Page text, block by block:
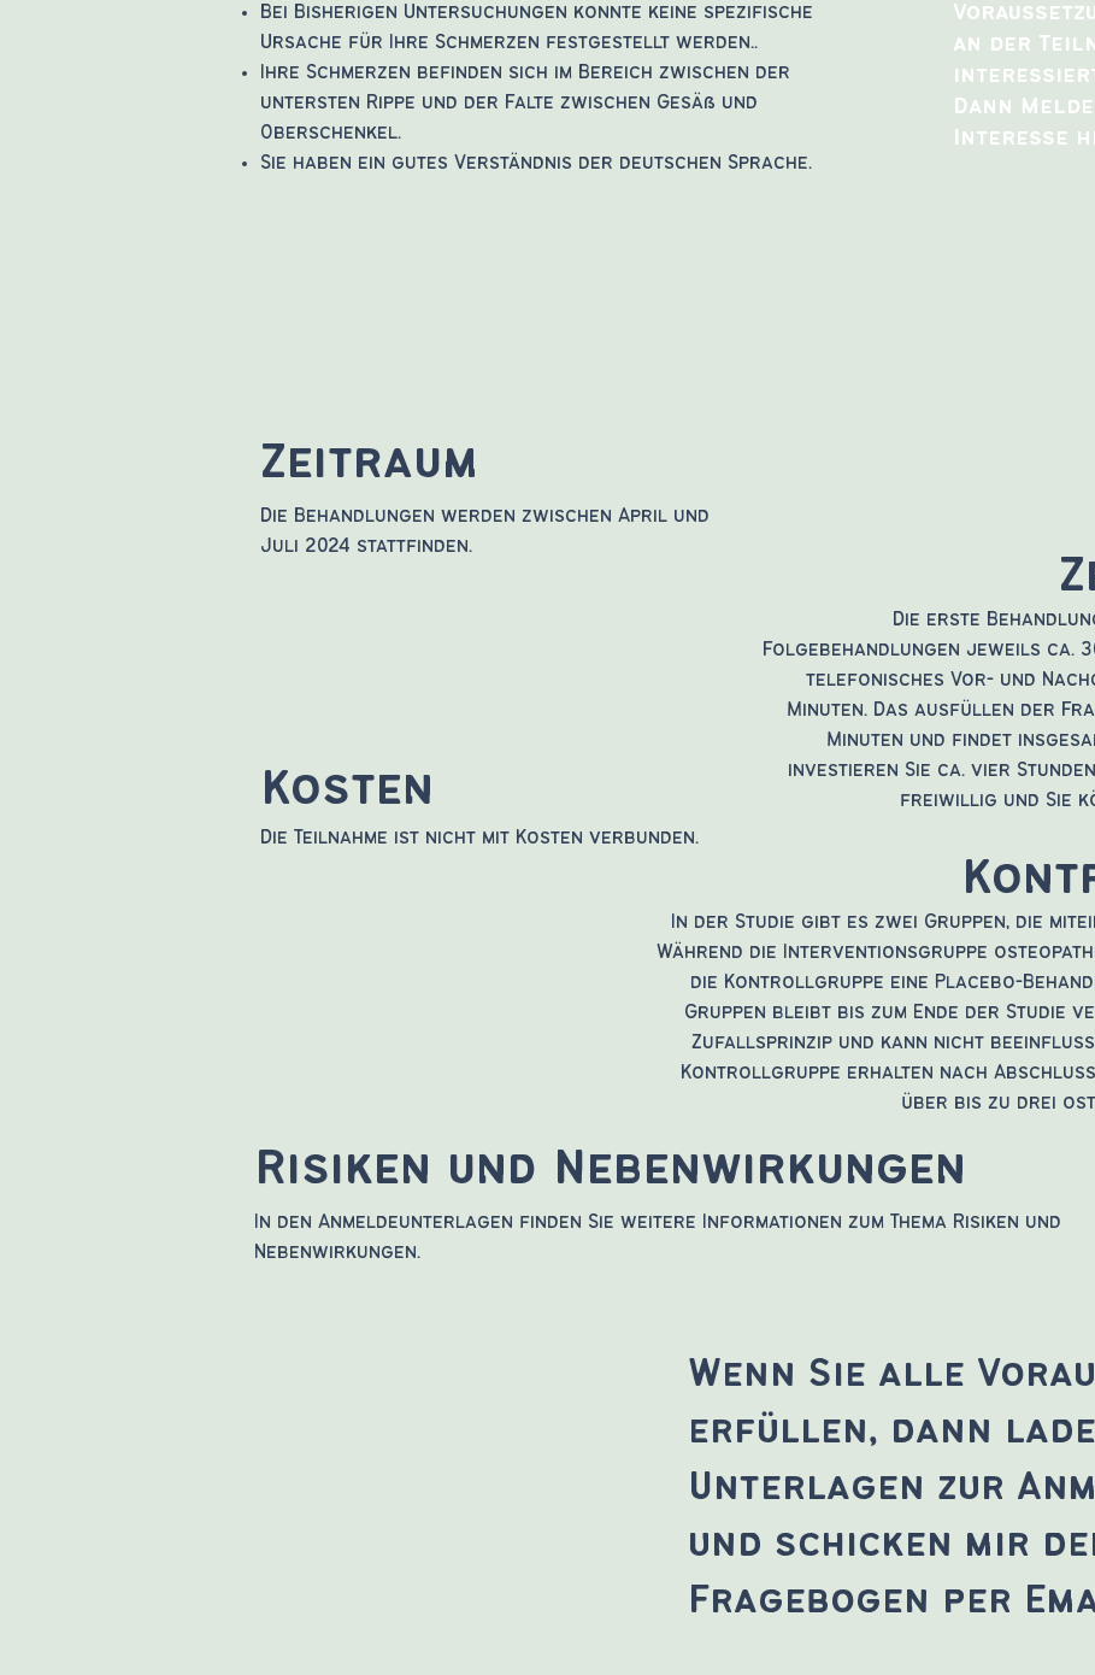
Bei Bisherigen Untersuchungen konnte keine spezifische
Ursache für Ihre Schmerzen festgestellt werden..
Ihre Schmerzen befinden sich im Bereich zwischen der
untersten Rippe und der Falte zwischen Gesäß und
Oberschenkel.
Sie haben ein gutes Verständnis der deutschen Sprache.
an der
Dann
Interesse
Zeitraum
Die Behandlungen werden zwischen April und
Juli 2024 stattfinden.
Kosten
Die erste
Folgebehandlungen jeweils ca.
telefonisches Vor- und
Minuten. Das ausfüllen der
Minuten und findet
investieren Sie ca. vier
freiwillig und Sie
Die Teilnahme ist nicht mit Kosten verbunden.
In der Studie gibt es zwei Gruppen, die
Während die Interventionsgruppe
die Kontrollgruppe eine Placebo-
Gruppen bleibt bis zum Ende der Studie
Zufallsprinzip und kann nicht
Kontrollgruppe erhalten nach Abschluss
über bis zu drei
Risiken und Nebenwirkungen
In den Anmeldeunterlagen finden Sie weitere Informationen zum Thema Risiken und
Nebenwirkungen.
Wenn Sie alle
erfüllen, dann
Unterlagen zur
und schicken mir
Fragebogen per